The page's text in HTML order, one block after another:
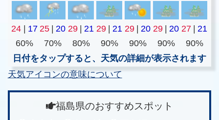
24 17 25 20 29 21 29 21 29 20 29 20 27
21
60%
70% 80% 90% 90% 90%
90%
日付をタップすると、天気の詳細が表示されます
天気アイコンの意味について
福島県のおすすめスポット